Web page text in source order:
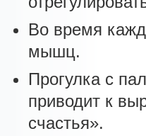
Во время
мышц.
Прогулка с
приводит к
счастья».